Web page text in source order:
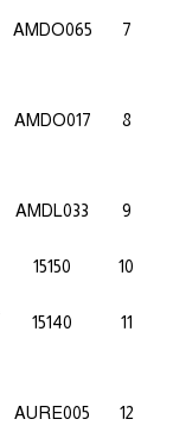
7
AMDO065
8
AMDO017
9
AMDL033
10
15150
11
15140
12
AURE005